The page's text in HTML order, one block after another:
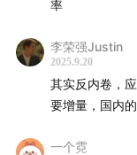
好能形成马太效应
为超大型企业。
1:19:12从一级市场
年较冷的行业开始
率
李荣强Justin
2025.9.20
其实反内卷，
要增量，国内
一个霓